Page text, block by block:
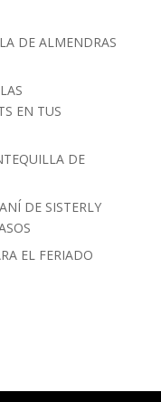
DE ALMENDRAS
EN TUS
DE
DE SISTERLY
EL FERIADO